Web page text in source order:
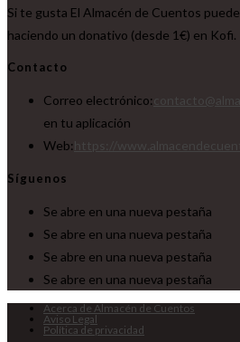
Si te gusta El Almacén de Cuentos
haciendo un donativo (desde 1€) en Kofi.
Contacto
Correo electrónico:
en tu aplicación
Web:
Síguenos
Se abre en una nueva pestaña
Se abre en una nueva pestaña
Se abre en una nueva pestaña
Se abre en una nueva pestaña
Acerca de Almacén de Cuentos
Aviso Legal
Política de privacidad